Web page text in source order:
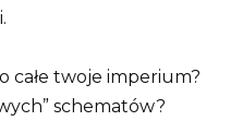
całe twoje imperium?
schematów?